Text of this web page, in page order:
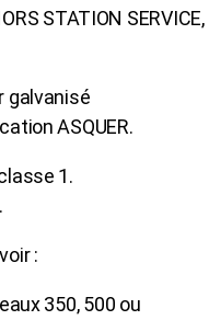
STATION SERVICE,
galvanisé
ASQUER.
1.
:
350, 500 ou